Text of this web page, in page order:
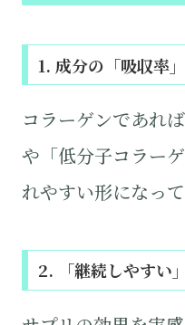
1. 成分の「吸収率」
コラーゲンであれ
や「低分子コラー
れやすい形になっ
2. 「継続しやすい